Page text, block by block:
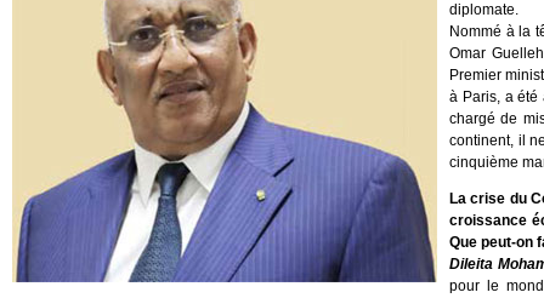
diplomate.
Nommé à la
Omar
Premier
à Paris, a été
chargé de
continent, il
cinquième
La crise du
croissance
Que peut-on
Dileita
pour le